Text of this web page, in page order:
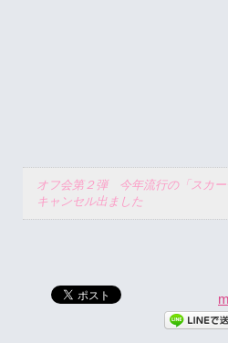
オフ会第２弾 今年流行の「スカ
キャンセル出ました